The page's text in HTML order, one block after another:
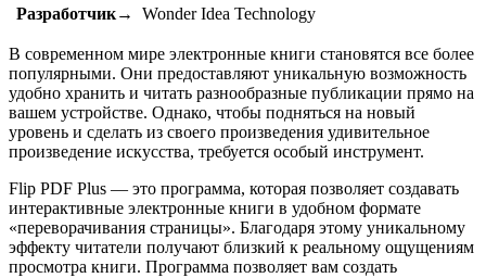
Разработчик→
Wonder Idea Technology
В современном мире электронные книги становятся все более
популярными. Они предоставляют уникальную возможность
удобно хранить и читать разнообразные публикации прямо на
вашем устройстве. Однако, чтобы подняться на новый
уровень и сделать из своего произведения удивительное
произведение искусства, требуется особый инструмент.
Flip PDF Plus — это программа, которая позволяет создавать
интерактивные электронные книги в удобном формате
«переворачивания страницы». Благодаря этому уникальному
эффекту читатели получают близкий к реальному ощущениям
просмотра книги. Программа позволяет вам создать